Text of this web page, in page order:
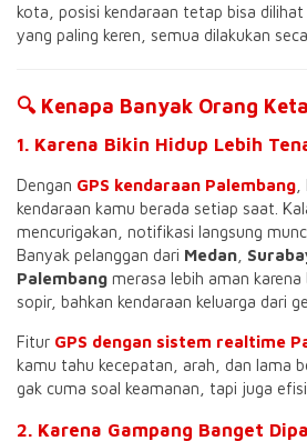
kota, posisi kendaraan tetap bisa
yang paling keren, semua dilakukan
🔍 Kenapa Banyak Orang
1. Karena Bikin Hidup Lebih
Dengan GPS kendaraan Palembang
kendaraan kamu berada setiap saat.
mencurigakan, notifikasi langsung
Banyak pelanggan dari Medan
Palembang merasa lebih aman karena
sopir, bahkan kendaraan keluarga dari
Fitur GPS dengan sistem realtime
kamu tahu kecepatan, arah, dan lama
gak cuma soal keamanan, tapi juga
2. Karena Gampang Banget